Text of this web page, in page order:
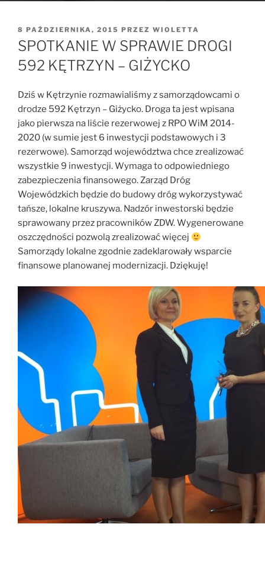
OPUBLIKOWANE
W
8 PAŹDZIERNIKA, 2015 PRZEZ WIOLETTA
SPOTKANIE W SPRAWIE DROGI
592 KĘTRZYN – GIŻYCKO
Dziś w Kętrzynie rozmawialiśmy z samorządowcami o
drodze 592 Kętrzyn – Giżycko. Droga ta jest wpisana
jako pierwsza na liście rezerwowej z RPO WiM 2014-
2020 (w sumie jest 6 inwestycji podstawowych i 3
rezerwowe). Samorząd województwa chce zrealizować
wszystkie 9 inwestycji. Wymaga to odpowiedniego
zabezpieczenia finansowego. Zarząd Dróg
Wojewódzkich będzie do budowy dróg wykorzystywać
tańsze, lokalne kruszywa. Nadzór inwestorski będzie
sprawowany przez pracowników ZDW. Wygenerowane
oszczędności pozwolą zrealizować więcej
Samorządy lokalne zgodnie zadeklarowały wsparcie
finansowe planowanej modernizacji. Dziękuję!